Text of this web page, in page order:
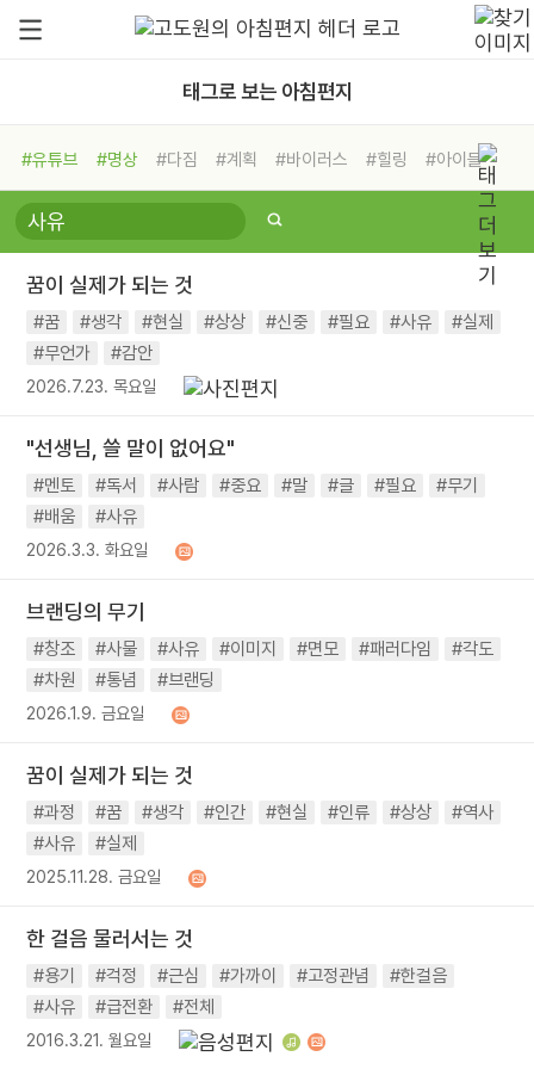
태그로 보는 아침편지
#유튜브 #명상 #다짐 #계획 #바이러스 #힐링
#아이들
#비전캠프
#독서캠프 #삶
#희망
#나눔 #친구 #링컨학교
#독서
#건강 #면역력
꿈이 실제가 되는 것
#꿈 #생각 #현실 #상상 #신중 #필요 #사유
#실제
#무언가
#감안
2026.7.23. 목요일
"선생님, 쓸 말이 없어요"
#멘토 #독서 #사람 #중요 #말 #글 #필요
#무기
#배움
#사유
2026.3.3. 화요일
브랜딩의 무기
#창조 #사물 #사유 #이미지 #면모 #패러다임
#각도
#차원
#통념 #브랜딩
2026.1.9. 금요일
꿈이 실제가 되는 것
#과정 #꿈 #생각 #인간 #현실 #인류 #상상
#역사
#사유
#실제
2025.11.28. 금요일
한 걸음 물러서는 것
#용기 #걱정 #근심 #가까이 #고정관념
#한걸음
#사유
#급전환 #전체
2016.3.21. 월요일